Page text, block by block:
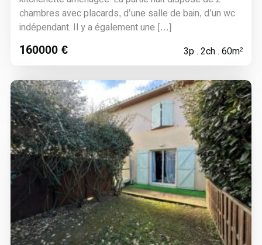
chambres avec placards, d’une salle de bain, d’un wc
indépendant. Il y a également une […]
160000 € 3p . 2ch . 60m²